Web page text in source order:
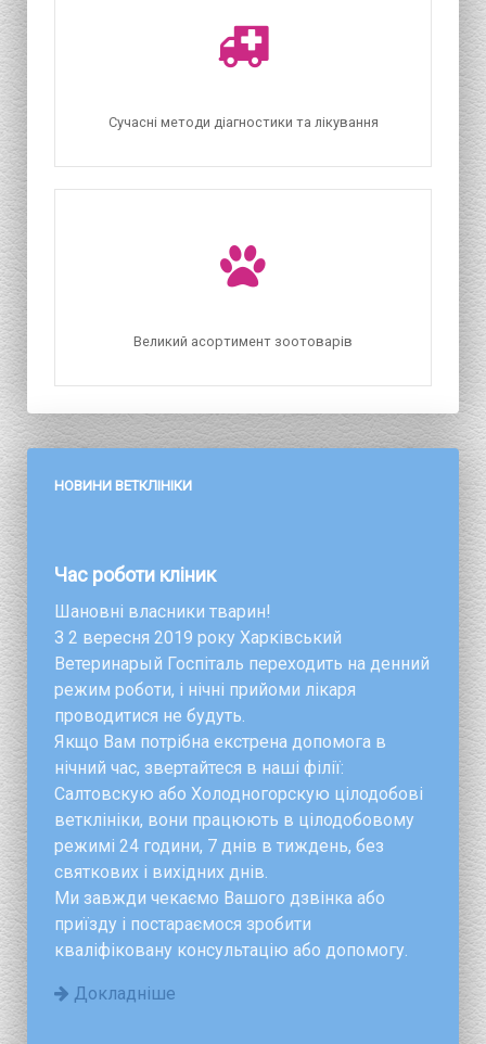
Сучасні методи діагностики та лікування
Великий асортимент зоотоварів
НОВИНИ ВЕТКЛІНІКИ
Час роботи кліник
Шановні власники тварин!
З 2 вересня 2019 року Харківський
Ветеринарый Госпіталь переходить на денний
режим роботи, і нічні прийоми лікаря
проводитися не будуть.
Якщо Вам потрібна екстрена допомога в
нічний час, звертайтеся в наші філії:
Салтовскую або Холодногорскую цілодобові
ветклініки, вони працюють в цілодобовому
режимі 24 години, 7 днів в тиждень, без
святкових і вихідних днів.
Ми завжди чекаємо Вашого дзвінка або
приїзду і постараємося зробити
кваліфіковану консультацію або допомогу.
Докладніше